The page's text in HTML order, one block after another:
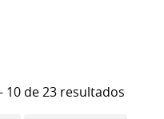
10 de 23 resultados